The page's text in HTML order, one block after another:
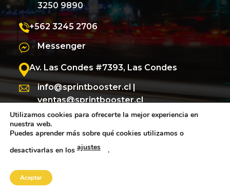
3250 9890
+562 3245 2706
Messenger
Av. Las Condes #7393, Las Condes
info@sprintbooster.cl |
ventas@sprintbooster.cl
Utilizamos cookies para ofrecerte la mejor experiencia en
nuestra web.
Puedes aprender más sobre qué cookies utilizamos o
desactivarlas en los ajustes .
Aceptar